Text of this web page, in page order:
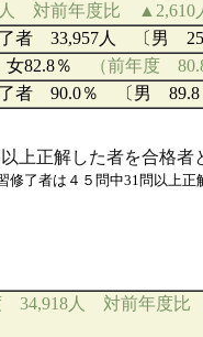
人 対前年度比 ▲2,610
者 33,957人 〔男
女82.8％
（前年度
者 90.0％ 〔男
上正解した者を合格者
修了者は４５問中31問以上正
34,918人 対前年度